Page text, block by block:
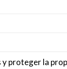
proteger la